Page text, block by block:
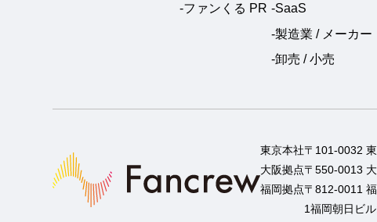
-ファンくる PR -SaaS
-製造業 / メーカー
-卸売 / 小売
東京本社〒101-0032
大阪拠点〒550-0013
福岡拠点〒812-0011
1福岡朝日ビ